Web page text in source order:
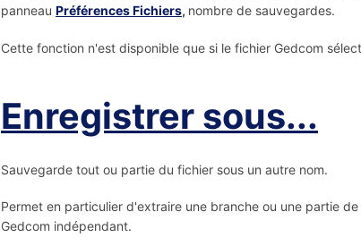
panneau Préférences Fichiers, nombre de sauvegardes.
Cette fonction n'est disponible que si le fichier Gedcom
Enregistrer sous...
Sauvegarde tout ou partie du fichier sous un autre nom.
Permet en particulier d'extraire une branche ou une partie
Gedcom indépendant.